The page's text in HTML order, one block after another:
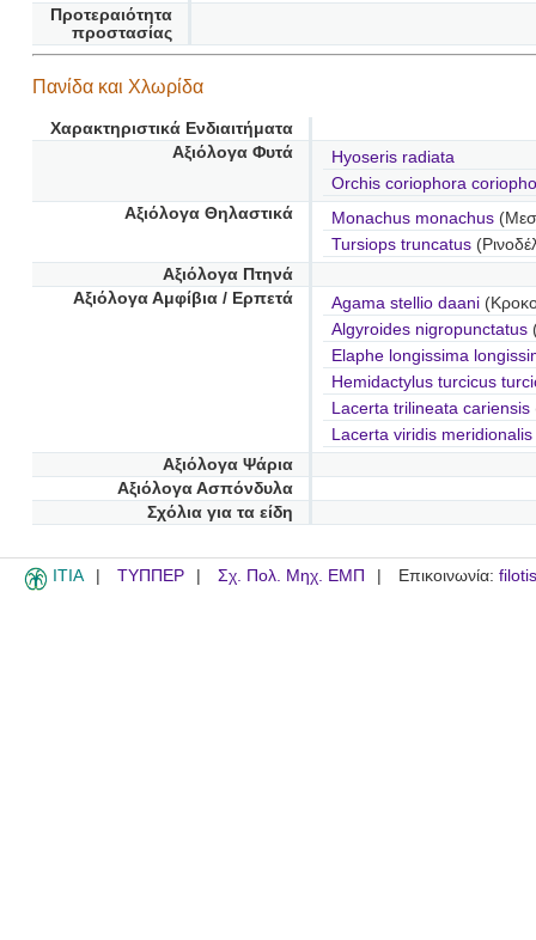
Προτεραιότητα
προστασίας
Πανίδα και Χλωρίδα
Χαρακτηριστικά Ενδιαιτήματα
Αξιόλογα Φυτά
Hyoseris radiata
Orchis coriophora
Αξιόλογα Θηλαστικά
Monachus monachus
Tursiops truncatus
Αξιόλογα Πτηνά
Αξιόλογα Αμφίβια / Ερπετά
Agama stellio daani
Algyroides nigropunctatus
Elaphe longissima
Hemidactylus turcicus
Lacerta trilineata cariensis
Lacerta viridis meridionalis
Αξιόλογα Ψάρια
Αξιόλογα Ασπόνδυλα
Σχόλια για τα είδη
ITIA ΤΥΠΠΕΡ Σχ. Πολ. Μηχ. ΕΜΠ Επικοινωνία: